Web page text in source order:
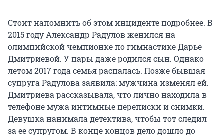
Стоит напомнить об этом инциденте подробнее. В
2015 году Александр Радулов женился на
олимпийской чемпионке по гимнастике Дарье
Дмитриевой. У пары даже родился сын. Однако
летом 2017 года семья распалась. Позже бывшая
супруга Радулова заявила: мужчина изменял ей.
Дмитриева рассказывала, что лично находила в
телефоне мужа интимные переписки и снимки.
Девушка нанимала детектива, чтобы тот следил
за ее супругом. В конце концов дело дошло до